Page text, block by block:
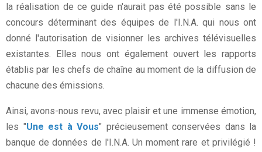
la réalisation de ce guide n'aurait pas été possible sans le
concours déterminant des équipes de l'I.N.A. qui nous ont
donné l'autorisation de visionner les archives télévisuelles
existantes. Elles nous ont également ouvert les rapports
établis par les chefs de chaîne au moment de la diffusion de
chacune des émissions.
Ainsi, avons-nous revu, avec plaisir et une immense émotion,
les "Une est à Vous" précieusement conservées dans la
banque de données de l'I.N.A. Un moment rare et privilégié !